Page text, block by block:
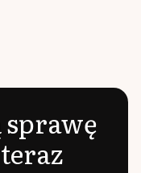
sprawę